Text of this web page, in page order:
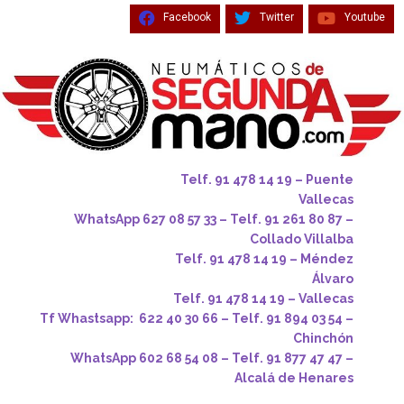
Facebook Twitter Youtube
Telf. 91 478 14 19 – Puente
Vallecas
WhatsApp 627 08 57 33 – Telf. 91 261 80 87 –
Collado Villalba
Telf. 91 478 14 19 – Méndez
Álvaro
Telf. 91 478 14 19 – Vallecas
Tf Whastsapp: 622 40 30 66 – Telf. 91 894 03 54 –
Chinchón
WhatsApp 602 68 54 08 – Telf. 91 877 47 47 –
Alcalá de Henares